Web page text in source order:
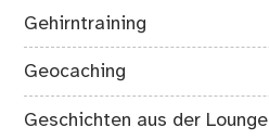
Gehirntraining
Geocaching
Geschichten aus der Lounge